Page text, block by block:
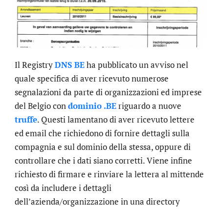
Il RegistryDNS BEha pubblicato un avviso nel
quale specifica di aver ricevuto numerose
segnalazioni da parte di organizzazioni ed imprese
del Belgio condominio .BEriguardo a nuove
truffe. Questi lamentano di aver ricevuto lettere
ed email che richiedono di fornire dettagli sulla
compagnia e sul dominio della stessa, oppure di
controllare che i dati siano corretti. Viene infine
richiesto di firmare e rinviare la lettera al mittende
così da includere i dettagli
dell’azienda/organizzazione in una directory